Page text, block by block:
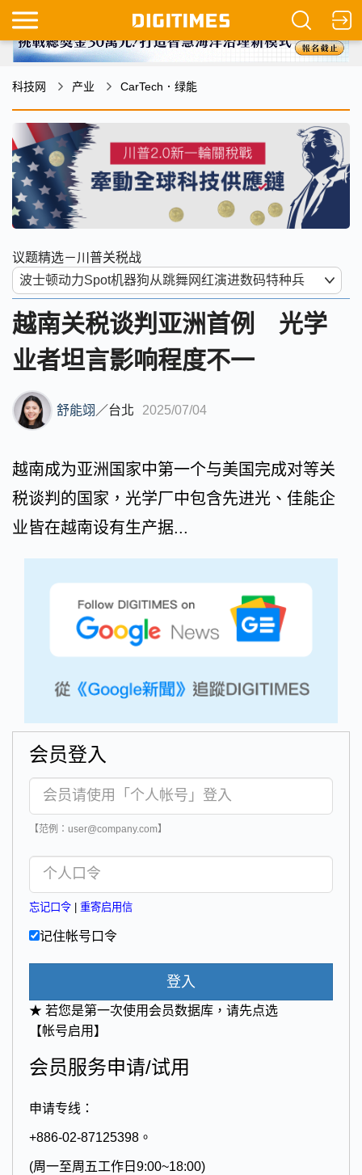
科技网 产业 CarTech．绿能
议题精选－川普关税战
越南关税谈判亚洲首例 光学
业者坦言影响程度不一
舒能翊 ／台北 2025/07/04
越南成为亚洲国家中第一个与美国完成对等关
税谈判的国家，光学厂中包含先进光、佳能企
业皆在越南设有生产据...
会员登入
【范例：user@company.com】
忘记口令 重寄启用信
记住帐号口令
登入
★ 若您是第一次使用会员数据库，请先点选
【帐号启用】
会员服务申请/试用
申请专线：
+886-02-87125398。
(周一至周五工作日9:00~18:00)